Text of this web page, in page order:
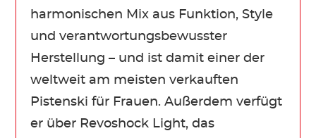
harmonischen Mix aus Funktion, Style
und verantwortungsbewusster
Herstellung – und ist damit einer der
weltweit am meisten verkauften
Pistenski für Frauen. Außerdem verfügt
er über Revoshock Light, das